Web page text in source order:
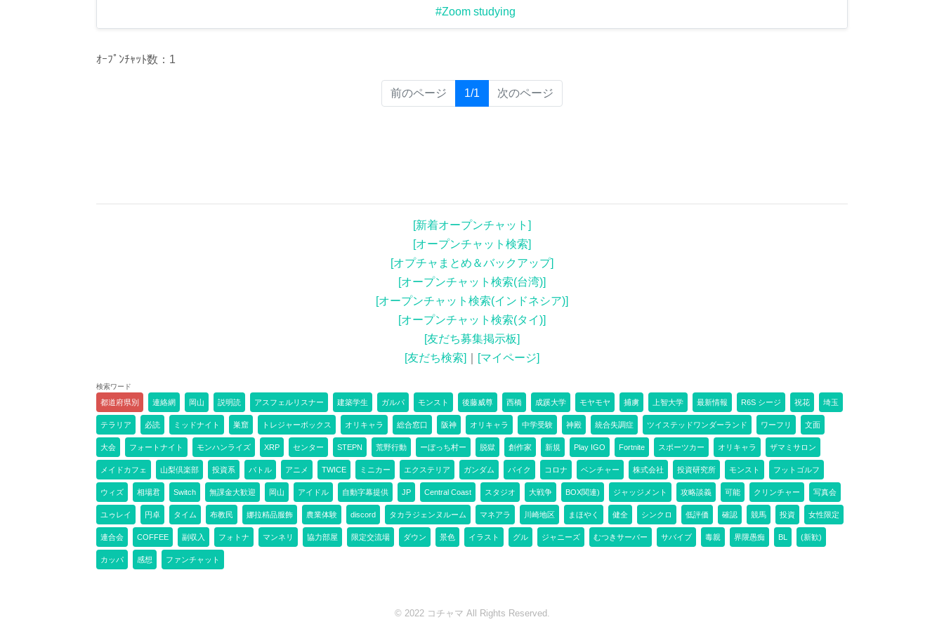
#Zoom studying
ｵｰﾌﾟﾝﾁｬｯﾄ数：1
前のページ 1/1 (current)
次のページ
[新着オープンチャット]
[オープンチャット検索]
[オプチャまとめ＆バックアップ]
[オープンチャット検索(台湾)]
[オープンチャット検索(インドネシア)]
[オープンチャット検索(タイ)]
[友だち募集掲示板]
[友だち検索]
[マイページ]
検索ワード
都道府県別 連絡網 岡山 説明読 アスフェルリスナー 建築学生 ガルパ モンスト 後藤威尊 西橋 成蹊大学 モヤモヤ 捕虜 上智大学 最新情報 R6S シージ 祝花 埼玉
テラリア 必読 ミッドナイト 巣窟 トレジャーボックス オリキャラ 総合窓口 阪神 オリキャラ 中学受験 神殿 統合失調症 ツイステッドワンダーランド ワーフリ 文面
大会 フォートナイト モンハンライズ XRP センター STEPN 荒野行動 ーぼっち村ー 脱獄 創作家 新規 Play IGO Fortnite スポーツカー オリキャラ ザマミサロン
メイドカフェ 山梨倶楽部 投資系 バトル アニメ TWICE ミニカー エクステリア ガンダム バイク コロナ ベンチャー 株式会社 投資研究所 モンスト フットゴルフ
ウィズ 相場君 Switch 無課金大歓迎 岡山 アイドル 自動字幕提供 JP Central Coast スタジオ 大戦争 BOX関連) ジャッジメント 攻略談義 可能 クリンチャー 写真会
ユゥレイ 円卓 タイム 布教民 娜拉精品服飾 農業体験 discord タカラジェンヌルーム マネアラ 川崎地区 まほやく 健全 シンクロ 低評価 確認 競馬 投資 女性限定
連合会 COFFEE 副収入 フォトナ マンネリ 協力部屋 限定交流場 ダウン 景色 イラスト グル ジャニーズ むつきサーバー サバイブ 毒親 界隈愚痴 BL (新歓)
カッパ 感想 ファンチャット
© 2022 コチャマ All Rights Reserved.